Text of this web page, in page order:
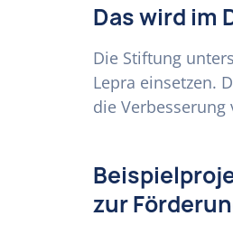
Das wird im
Die Stiftung
Lepra einsetzen.
die
zur